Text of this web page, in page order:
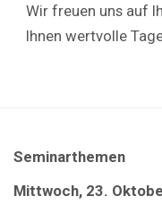
Wir freuen uns auf
Ihnen wertvolle
Seminarthemen
Mittwoch, 23.